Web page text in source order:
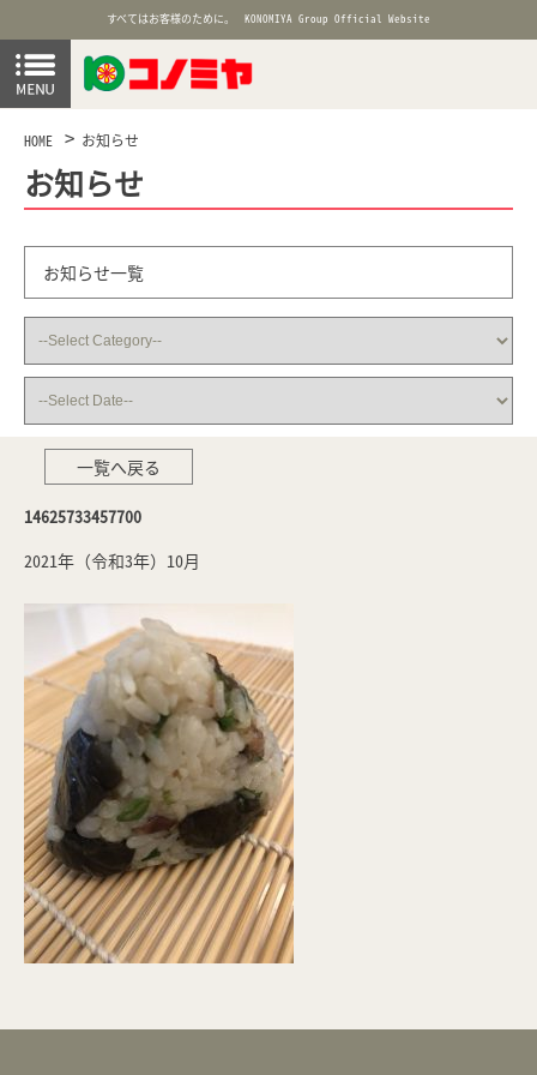
すべてはお客様のために。 KONOMIYA Group Official Website
HOME お知らせ
お知らせ
お知らせ一覧
一覧へ戻る
14625733457700
2021年（令和3年）10月